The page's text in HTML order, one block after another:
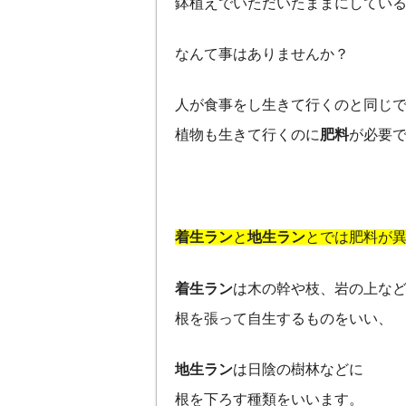
なんて事はありませんか？
人が食事をし生きて行くのと同じで
植物も生きて行くのに肥料が必要で
着生ランと地生ランとでは肥料が
着生ランは木の幹や枝、岩の上な
根を張って自生するものをいい、
地生ランは日陰の樹林などに
根を下ろす種類をいいます。